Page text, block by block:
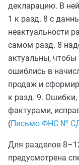
декларацию. В
1 к разд. 8 с
неактуальности
самом разд. 8
актуальны, чтобы
ошиблись в
продаж и
к разд. 9. Ошибки,
фактурами,
(Письмо ФНС №
Для разделов
предусмотрена